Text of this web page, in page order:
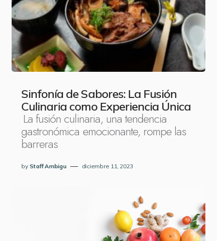
Sinfonía de Sabores: La Fusión
Culinaria como Experiencia Única
La fusión culinaria, una tendencia
gastronómica emocionante, rompe las
barreras
by Staff Ambigu diciembre 11, 2023